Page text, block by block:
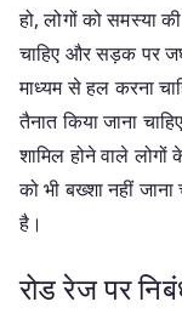
हो, लोगों को समस्या
चाहिए और सड़क पर
माध्यम से हल करना
तैनात किया जाना
शामिल होने वाले लोगों
को भी बख्शा नहीं
है।
रोड रेज पर